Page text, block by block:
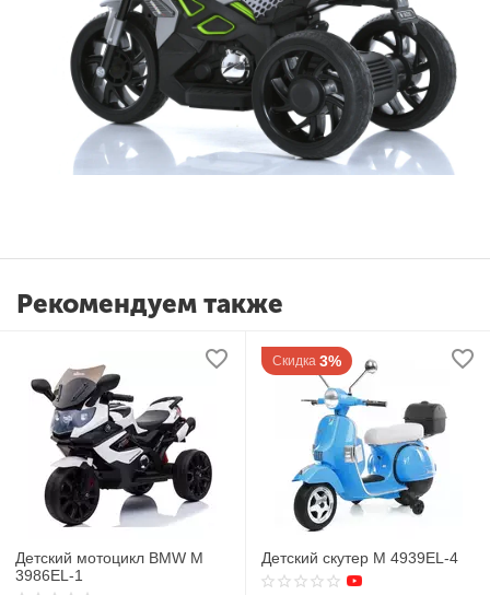
Рекомендуем также
Детский мотоцикл BMW M
3986EL-1
Скидка 3%
Детский скутер M 4939EL-4